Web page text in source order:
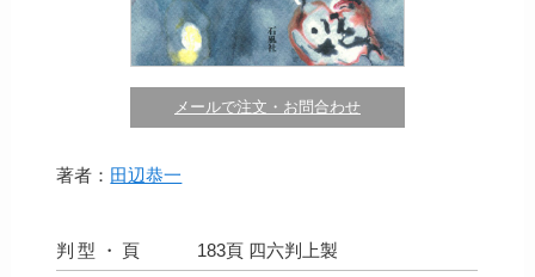
メールで注文・お問合わせ
著者： 田辺恭一
判型・頁
183頁 四六判上製